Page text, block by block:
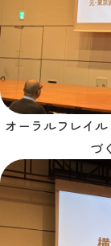
オーラルフレイ
づ